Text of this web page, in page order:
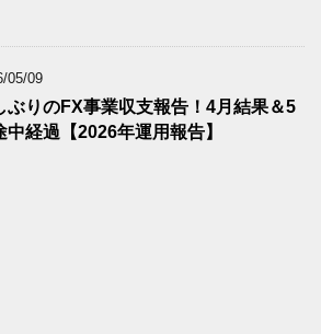
05/09
ぶりのFX事業収支報告！4月結果＆5
中経過【2026年運用報告】